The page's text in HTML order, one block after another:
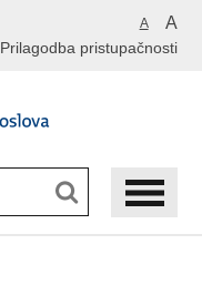
A A
Prilagodba pristupačnosti